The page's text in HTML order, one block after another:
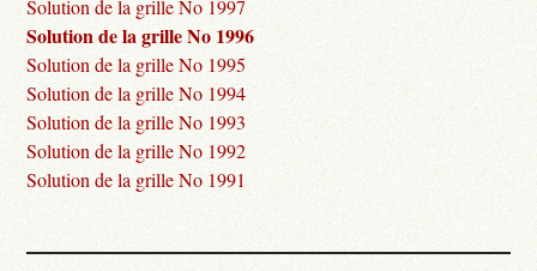
Solution de la grille No 1997
Solution de la grille No 1996
Solution de la grille No 1995
Solution de la grille No 1994
Solution de la grille No 1993
Solution de la grille No 1992
Solution de la grille No 1991